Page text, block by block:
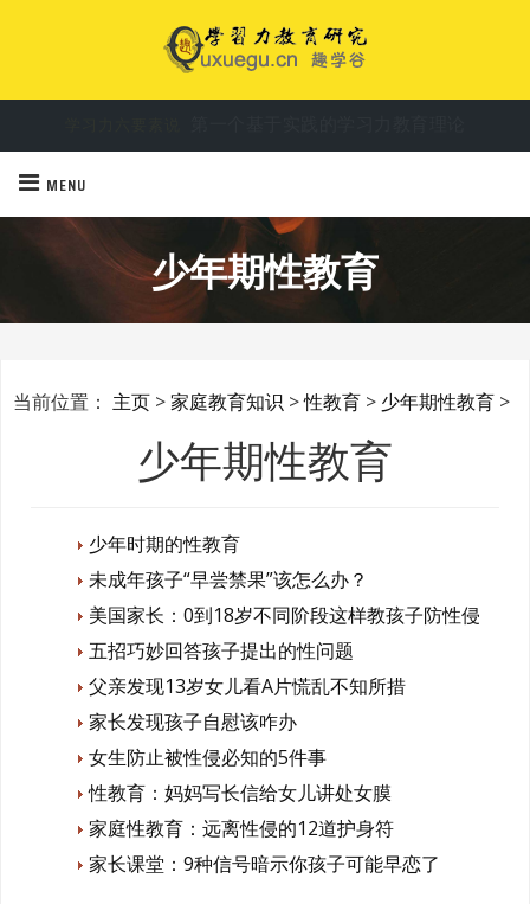
学习力教育专家余建祥 破解学习密码，让学习力驱动孩子成长
MENU
少年期性教育
当前位置： 主页 >家庭教育知识 >性教育 > 少年期性教育 >
少年期性教育
少年时期的性教育
未成年孩子“早尝禁果”该怎么办？
美国家长：0到18岁不同阶段这样教孩子防性侵
五招巧妙回答孩子提出的性问题
父亲发现13岁女儿看A片慌乱不知所措
家长发现孩子自慰该咋办
女生防止被性侵必知的5件事
性教育：妈妈写长信给女儿讲处女膜
家庭性教育：远离性侵的12道护身符
家长课堂：9种信号暗示你孩子可能早恋了